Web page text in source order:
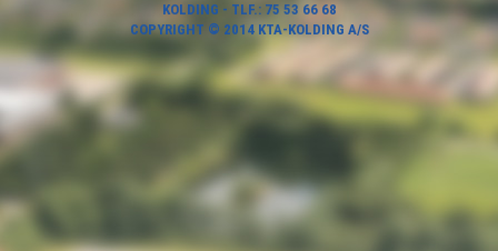
KOLDING - TLF.: 75 53 66 68
COPYRIGHT © 2014 KTA-KOLDING A/S